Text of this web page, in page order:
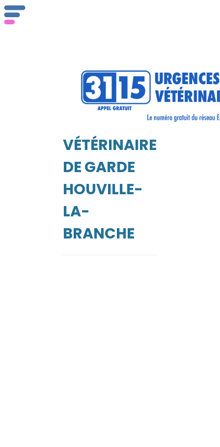
VÉTÉRINAIRE
DE GARDE
HOUVILLE-
LA-
BRANCHEde